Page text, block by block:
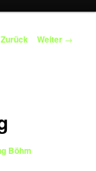
Zurück Weiter →
Böhm